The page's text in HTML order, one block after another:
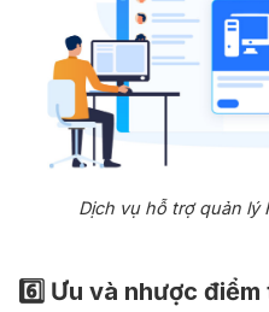
Dịch vụ hỗ trợ quản lý
6️⃣ Ưu và nhược